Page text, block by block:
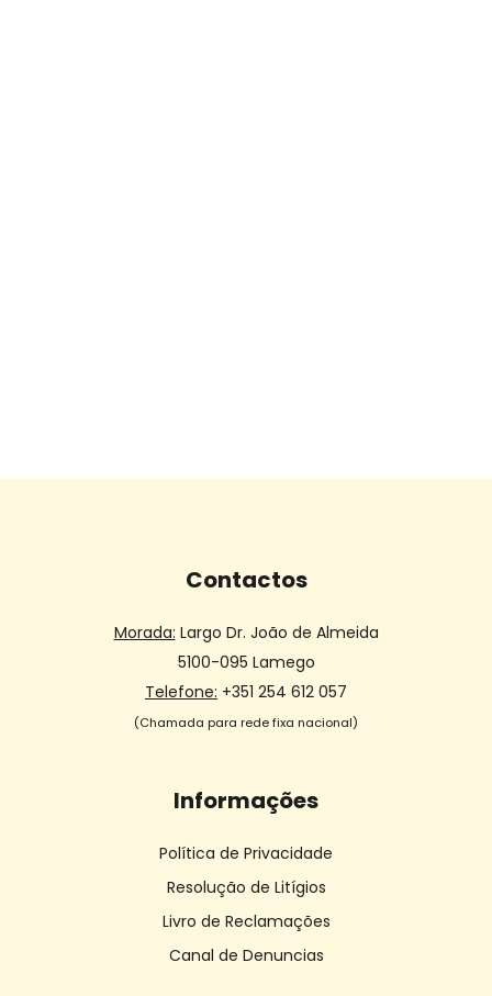
Contactos
Morada: Largo Dr. João de Almeida
5100-095 Lamego
Telefone: +351 254 612 057
(Chamada para rede fixa nacional)
Informações
Política de Privacidade
Resolução de Litígios
Livro de Reclamações
Canal de Denuncias